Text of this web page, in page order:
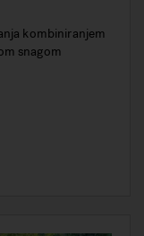
kombiniranjem
snagom